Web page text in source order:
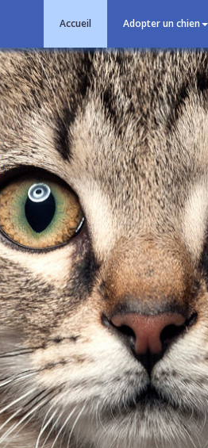
Accueil Adopter un chien